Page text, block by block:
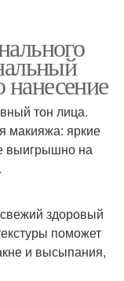
нанесение
тон лица.
макияжа: яркие
выигрышно на
здоровый
поможет
и высыпания,